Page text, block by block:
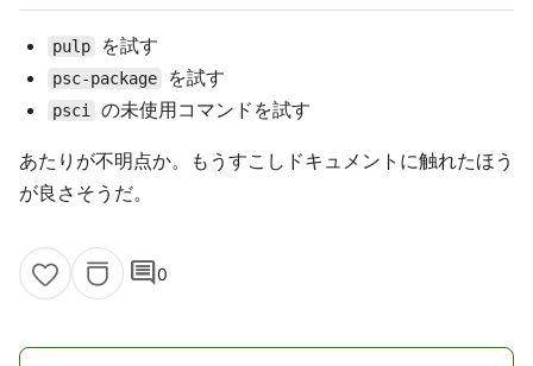
pulp を試す
psc-package を試す
psci の未使用コマンドを試す
あたりが不明点か。もうすこしドキュメントに触れたほう
が良さそうだ。
comment0